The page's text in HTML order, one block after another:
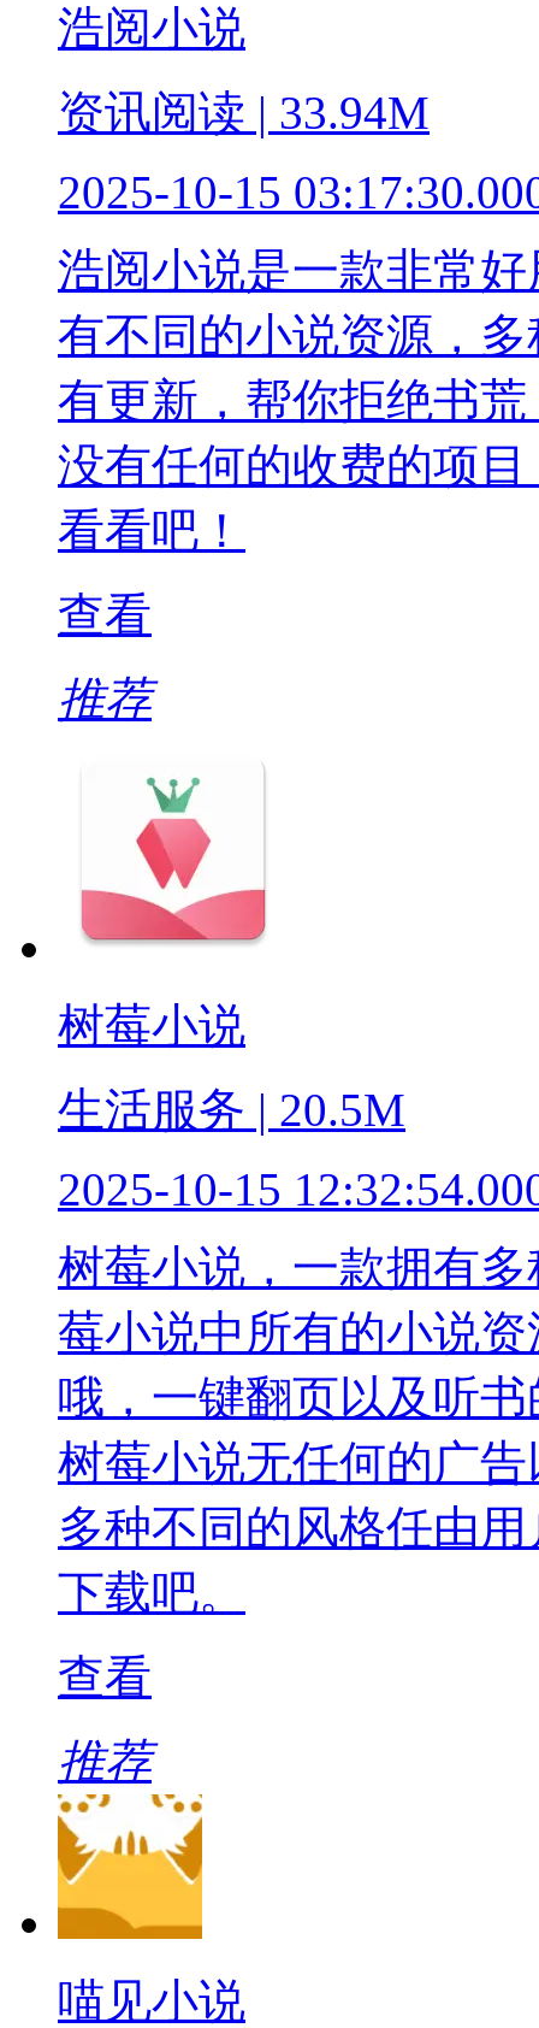
浩阅小说
资讯阅读 | 33.94M
2025-10-15
浩阅小说是一款非常
有不同的小说资源，
有更新，帮你拒绝书
没有任何的收费的项
看看吧！
查看
推荐
树莓小说
生活服务 | 20.5M
2025-10-15
树莓小说，一款拥有
莓小说中所有的小说
哦，一键翻页以及听
树莓小说无任何的广
多种不同的风格任由
下载吧。
查看
推荐
喵见小说